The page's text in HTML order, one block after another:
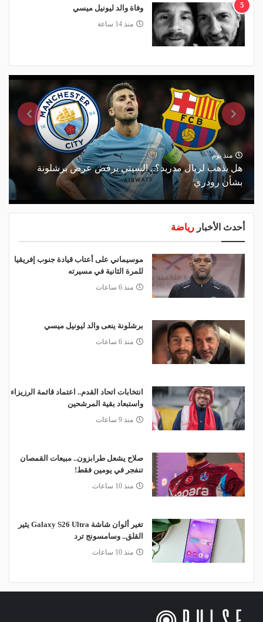
5 وفاة والد ليونيل ميسي
منذ 14 ساعة
منذ يوم
هل يذهب لريال مدريد؟.. السيتي يرفض عرض برشلونة
بشأن رودري
أحدث الأخبار رياضة
موسيماني على أعتاب قيادة جنوب إفريقيا
للمرة الثانية في مسيرته
منذ 6 ساعات
برشلونة ينعى والد ليونيل ميسي
منذ 6 ساعات
انتخابات اتحاد القدم.. اعتماد قائمة الرزيزاء
واستبعاد بقية المرشحين
منذ 9 ساعات
صلاح يشعل طرابزون.. مبيعات القمصان
تنفجر في يومين فقط!
منذ 10 ساعات
تغير ألوان شاشة Galaxy S26 Ultra يثير
القلق.. وسامسونج ترد
منذ 10 ساعات